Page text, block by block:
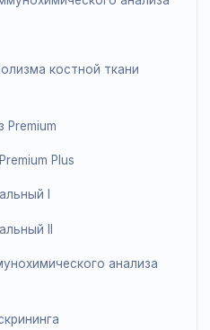
6PDH
иммунохимического анализа